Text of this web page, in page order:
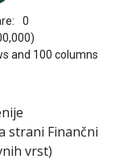
0
and 100 columns
strani Finančni
vrst)